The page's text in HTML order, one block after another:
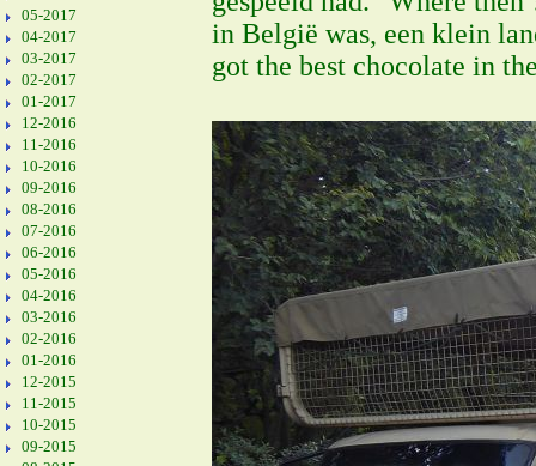
05-2017
04-2017
03-2017
02-2017
01-2017
12-2016
11-2016
10-2016
09-2016
08-2016
07-2016
06-2016
05-2016
04-2016
03-2016
02-2016
01-2016
12-2015
11-2015
10-2015
09-2015
in België was, een klein
got the best chocolate in